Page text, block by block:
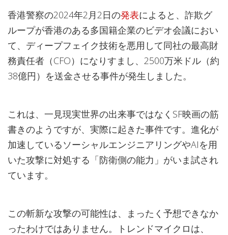
香港警察の2024年2月2日の発表によると、詐欺グ
ループが香港のある多国籍企業のビデオ会議におい
て、ディープフェイク技術を悪用して同社の最高財
務責任者（CFO）になりすまし、2500万米ドル（約
38億円）を送金させる事件が発生しました。
これは、一見現実世界の出来事ではなくSF映画の筋
書きのようですが、実際に起きた事件です。進化が
加速しているソーシャルエンジニアリングやAIを用
いた攻撃に対処する「防衛側の能力」がいま試され
ています。
この斬新な攻撃の可能性は、まったく予想できなか
ったわけではありません。トレンドマイクロは、